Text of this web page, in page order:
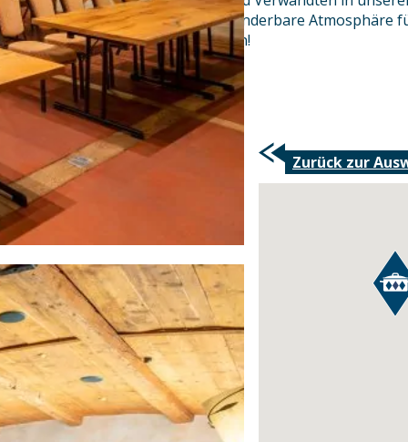
wir zaubern Ihnen stets eine wunderbare Atmosphäre
extravagant ist hier alles möglich!
Wir freuen uns auf Sie!
Zurück zur